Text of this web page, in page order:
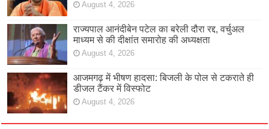
August 4, 2026
राज्यपाल आनंदीबेन पटेल का बरेली दौरा रद्द, वर्चुअल
माध्यम से की दीक्षांत समारोह की अध्यक्षता
August 4, 2026
आजमगढ़ में भीषण हादसा: बिजली के पोल से टकराते ही
डीजल टैंकर में विस्फोट
August 4, 2026